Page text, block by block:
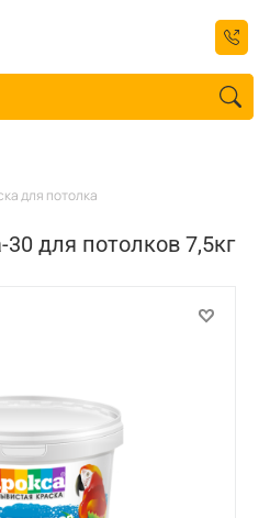
для потолка
для потолков 7,5кг